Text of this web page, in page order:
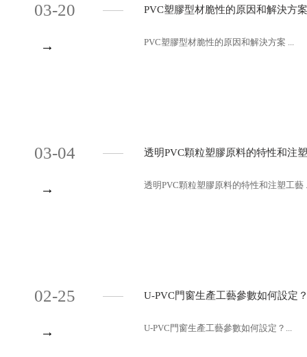
03-20
→
PVC塑膠型材脆性的原因和解決方
PVC塑膠型材脆性的原因和解決方案 ...
03-04
→
透明PVC顆粒塑膠原料的特性和注
透明PVC顆粒塑膠原料的特性和注塑工藝
02-25
→
U-PVC門窗生產工藝參數如何設定
U-PVC門窗生產工藝參數如何設定？...